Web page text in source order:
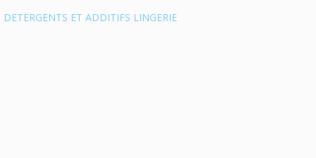
DETERGENTS ET ADDITIFS LINGERIE